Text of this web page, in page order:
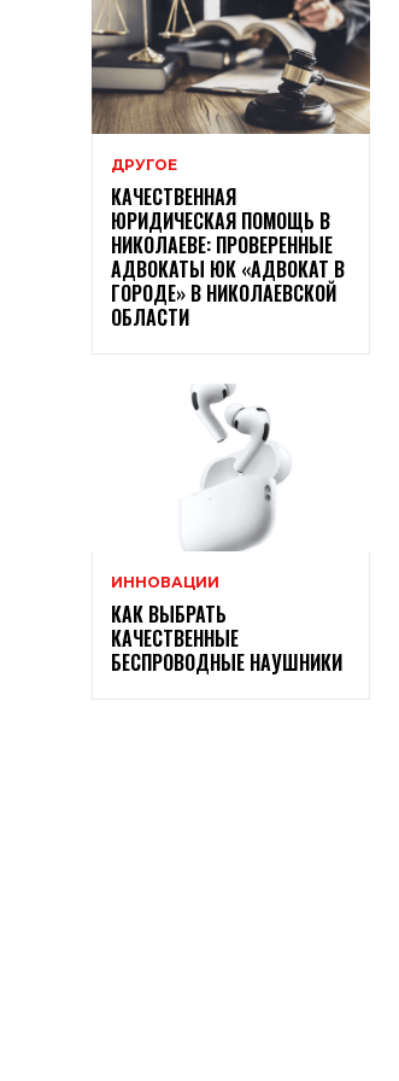
ДРУГОЕ
КАЧЕСТВЕННАЯ
ЮРИДИЧЕСКАЯ ПОМОЩЬ В
НИКОЛАЕВЕ: ПРОВЕРЕННЫЕ
АДВОКАТЫ ЮК «АДВОКАТ В
ГОРОДЕ» В НИКОЛАЕВСКОЙ
ОБЛАСТИ
ИННОВАЦИИ
КАК ВЫБРАТЬ
КАЧЕСТВЕННЫЕ
БЕСПРОВОДНЫЕ НАУШНИКИ